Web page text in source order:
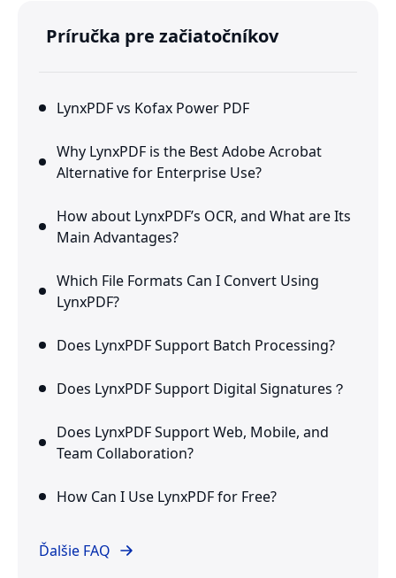
Príručka pre začiatočníkov
LynxPDF vs Kofax Power PDF
Why LynxPDF is the Best Adobe Acrobat
Alternative for Enterprise Use?
How about LynxPDF’s OCR, and What are Its
Main Advantages?
Which File Formats Can I Convert Using
LynxPDF?
Does LynxPDF Support Batch Processing?
Does LynxPDF Support Digital Signatures？
Does LynxPDF Support Web, Mobile, and
Team Collaboration?
How Can I Use LynxPDF for Free?
Ďalšie FAQ